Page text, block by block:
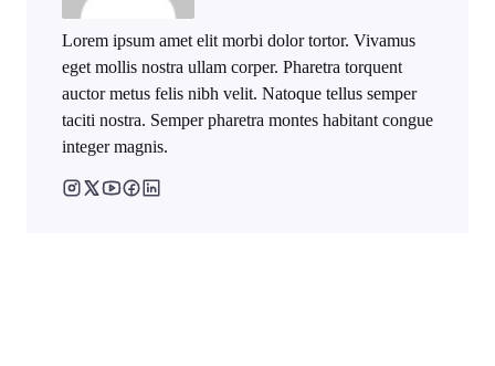
Lorem ipsum amet elit morbi dolor tortor. Vivamus
eget mollis nostra ullam corper. Pharetra torquent
auctor metus felis nibh velit. Natoque tellus semper
taciti nostra. Semper pharetra montes habitant congue
integer magnis.